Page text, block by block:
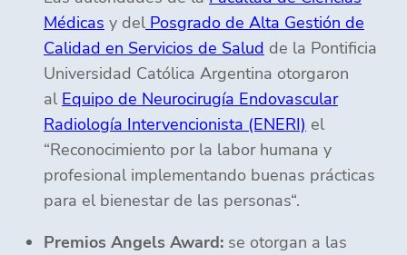
Médicas y del Posgrado de Alta Gestión de
Calidad en Servicios de Salud de la Pontificia
Universidad Católica Argentina otorgaron
al Equipo de Neurocirugía Endovascular
Radiología Intervencionista (ENERI) el
“Reconocimiento por la labor humana y
profesional implementando buenas prácticas
para el bienestar de las personas“.
Premios Angels Award: se otorgan a las